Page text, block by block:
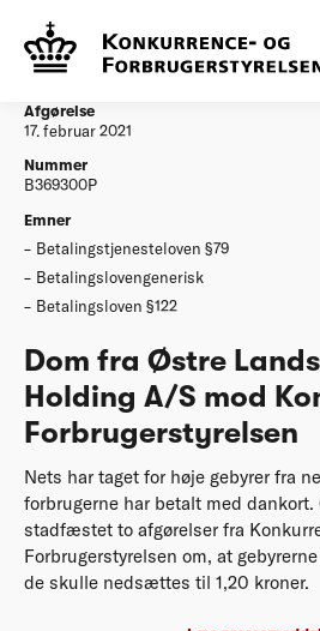
Afgørelser
Forbrugerstyrelsen
Afgørelse
17. februar 2021
Nummer
B369300P
Emner
Betalingstjenesteloven §79
Betalingslovengenerisk
Betalingsloven §122
Dom fra Østre
Holding A/S mod
Forbrugerstyrelsen
Nets har taget for høje gebyrer fra
forbrugerne har betalt med
stadfæstet to afgørelser fra
Forbrugerstyrelsen om, at
de skulle nedsættes til 1,20 kroner.